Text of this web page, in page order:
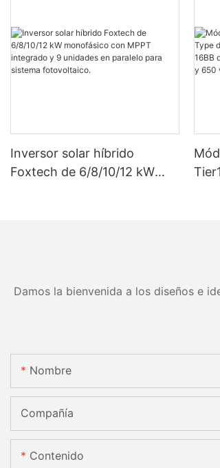
Inversor solar híbrido
Foxtech de 6/8/10/12 kW
Damos la bienvenida a los diseños e
Nombre
Compañía
Contenido